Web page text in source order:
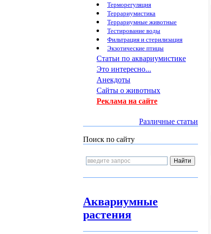
Терморегуляция
Террариумистика
Террариумные животные
Тестирование воды
Фильтрация и стерилизация
Экзотические птицы
Статьи по аквариумистике
Это интересно...
Анекдоты
Сайты о животных
Реклама на сайте
Различные статьи
Поиск по сайту
Аквариумные
растения